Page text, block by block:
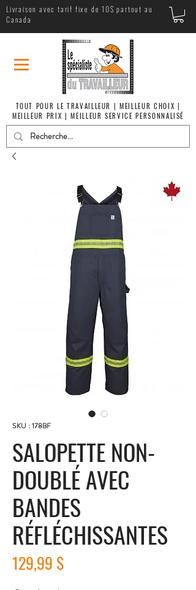
Livraison avec tarif fixe de 10$ partout au
Canada
TOUT POUR LE TRAVAILLEUR | MEILLEUR CHOIX |
MEILLEUR PRIX | MEILLEUR SERVICE PERSONNALISÉ
SKU : 178BF
SALOPETTE NON-
DOUBLÉ AVEC
BANDES
RÉFLÉCHISSANTES
129,99 $